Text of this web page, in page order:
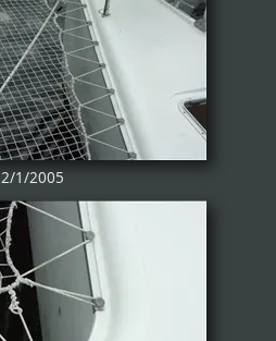
2/1/2005